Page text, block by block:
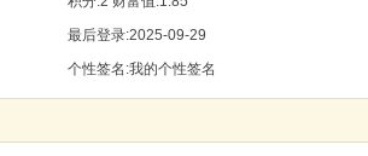
最后登录:2025-09-29
个性签名:我的个性签名